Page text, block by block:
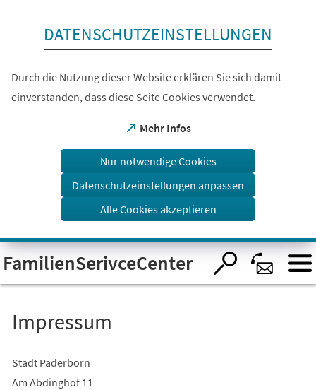
Visuelle
Assistenzsoftware
öffnen.
DATENSCHUTZEINSTELLUNGEN
Durch die Nutzung dieser Website erklären Sie sich damit
einverstanden, dass diese Seite Cookies verwendet.
Mehr Infos
(Öffnet
einem
Tab)
Nur notwendige Cookies
Datenschutzeinstellungen anpassen
Alle Cookies akzeptieren
FamilienSerivceCenter
Impressum
Stadt Paderborn
Am Abdinghof 11